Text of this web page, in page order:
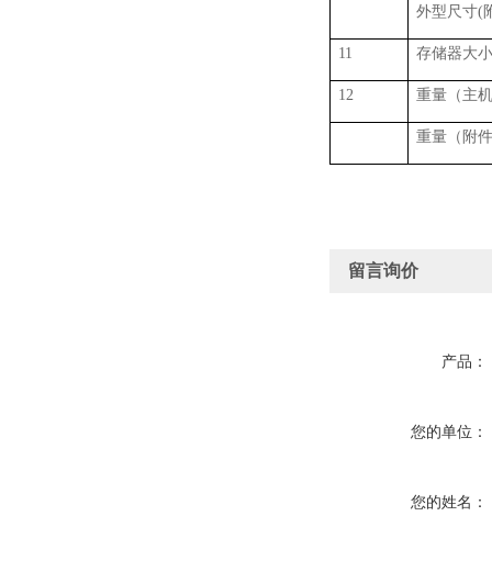
外型尺寸(
11 存储器大小
12 重量（主
重量（附
留言询价
产品：
您的单位：
您的姓名：